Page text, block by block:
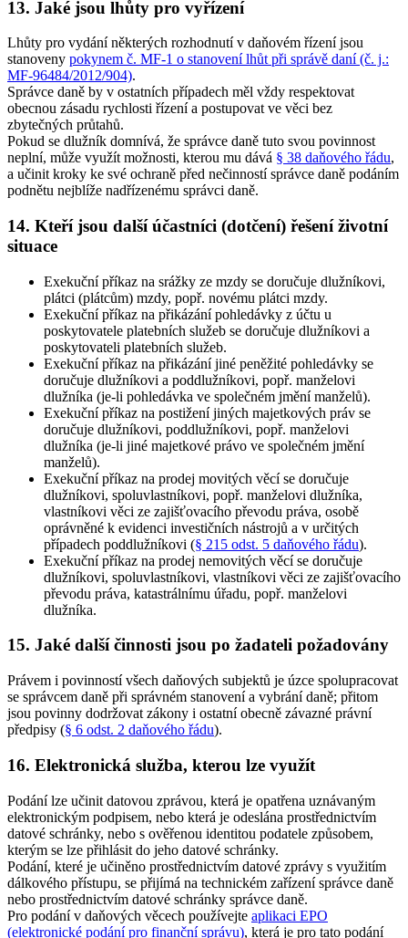
13. Jaké jsou lhůty pro vyřízení
Lhůty pro vydání některých rozhodnutí v daňovém řízení jsou
stanoveny pokynem č. MF-1 o stanovení lhůt při správě daní (č. j.:
MF-96484/2012/904).
Správce daně by v ostatních případech měl vždy respektovat
obecnou zásadu rychlosti řízení a postupovat ve věci bez
zbytečných průtahů.
Pokud se dlužník domnívá, že správce daně tuto svou povinnost
neplní, může využít možnosti, kterou mu dává § 38 daňového řádu,
a učinit kroky ke své ochraně před nečinností správce daně podáním
podnětu nejblíže nadřízenému správci daně.
14. Kteří jsou další účastníci (dotčení) řešení životní
situace
Exekuční příkaz na srážky ze mzdy se doručuje dlužníkovi,
plátci (plátcům) mzdy, popř. novému plátci mzdy.
Exekuční příkaz na přikázání pohledávky z účtu u
poskytovatele platebních služeb se doručuje dlužníkovi a
poskytovateli platebních služeb.
Exekuční příkaz na přikázání jiné peněžité pohledávky se
doručuje dlužníkovi a poddlužníkovi, popř. manželovi
dlužníka (je-li pohledávka ve společném jmění manželů).
Exekuční příkaz na postižení jiných majetkových práv se
doručuje dlužníkovi, poddlužníkovi, popř. manželovi
dlužníka (je-li jiné majetkové právo ve společném jmění
manželů).
Exekuční příkaz na prodej movitých věcí se doručuje
dlužníkovi, spoluvlastníkovi, popř. manželovi dlužníka,
vlastníkovi věci ze zajišťovacího převodu práva, osobě
oprávněné k evidenci investičních nástrojů a v určitých
případech poddlužníkovi (§ 215 odst. 5 daňového řádu).
Exekuční příkaz na prodej nemovitých věcí se doručuje
dlužníkovi, spoluvlastníkovi, vlastníkovi věci ze zajišťovacího
převodu práva, katastrálnímu úřadu, popř. manželovi
dlužníka.
15. Jaké další činnosti jsou po žadateli požadovány
Právem i povinností všech daňových subjektů je úzce spolupracovat
se správcem daně při správném stanovení a vybrání daně; přitom
jsou povinny dodržovat zákony i ostatní obecně závazné právní
předpisy (§ 6 odst. 2 daňového řádu).
16. Elektronická služba, kterou lze využít
Podání lze učinit datovou zprávou, která je opatřena uznávaným
elektronickým podpisem, nebo která je odeslána prostřednictvím
datové schránky, nebo s ověřenou identitou podatele způsobem,
kterým se lze přihlásit do jeho datové schránky.
Podání, které je učiněno prostřednictvím datové zprávy s využitím
dálkového přístupu, se přijímá na technickém zařízení správce daně
nebo prostřednictvím datové schránky správce daně.
Pro podání v daňových věcech používejte aplikaci EPO
(elektronické podání pro finanční správu), která je pro tato podání